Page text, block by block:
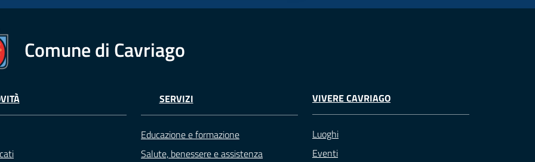
Comune di Cavriago
SERVIZI
Educazione e formazione
Salute, benessere e assistenza
VIVERE CAVRIAGO
Luoghi
Eventi